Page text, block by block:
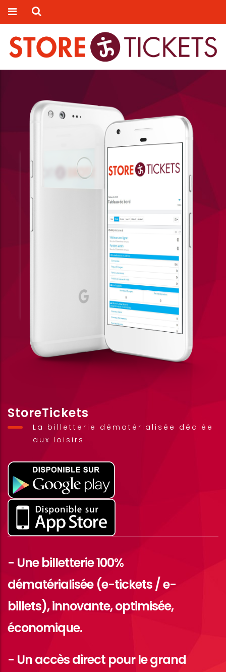
StoreTickets
La billetterie dématérialisée dédiée
aux loisirs
- Une billetterie 100%
dématérialisée (e-tickets / e-
billets), innovante, optimisée,
économique.
- Un accès direct pour le grand